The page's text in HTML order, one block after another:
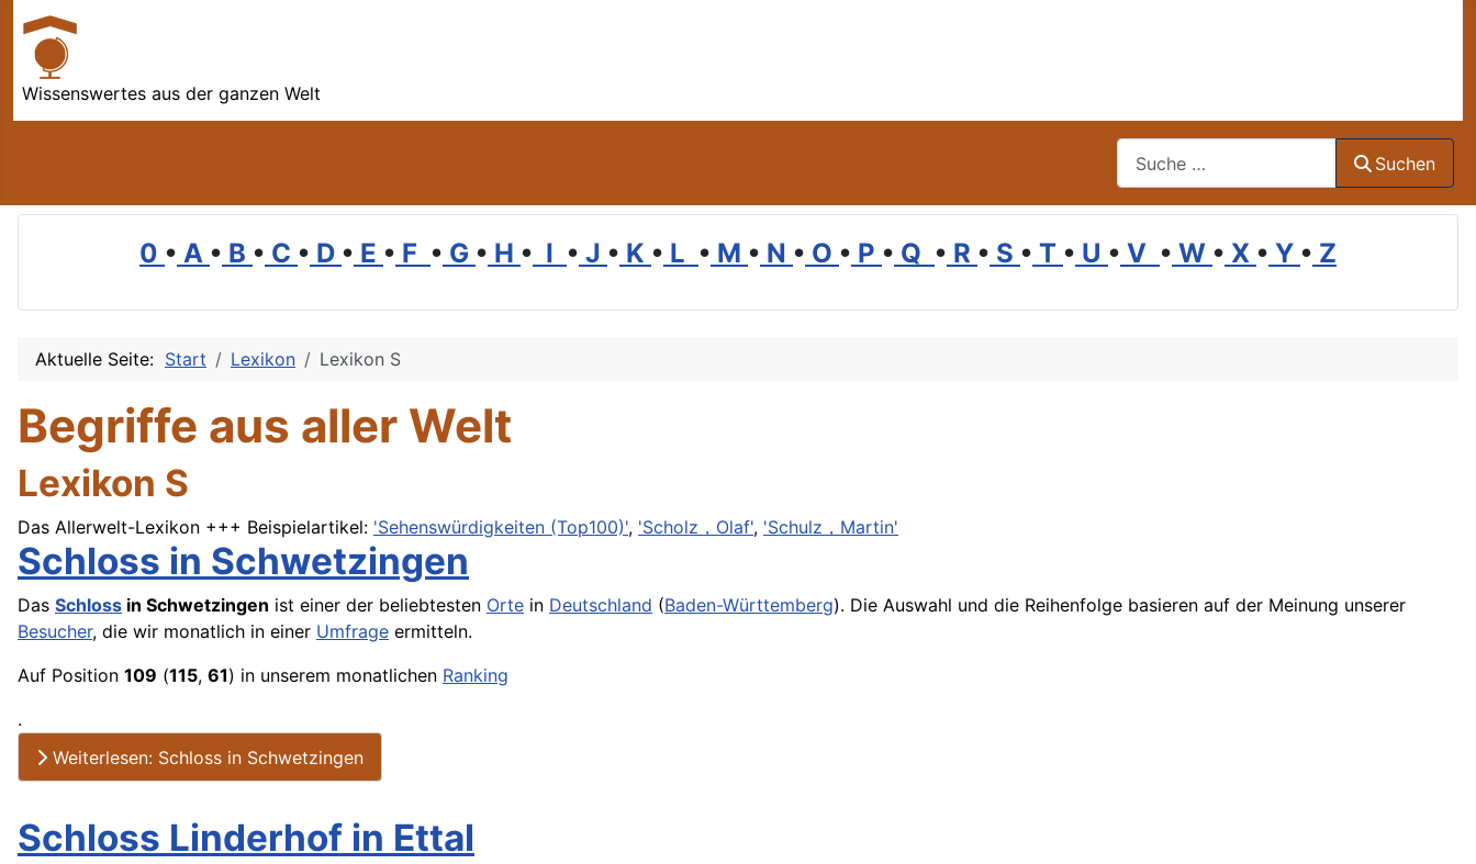
Wissenswertes aus der ganzen Welt
Suchen
0 • A • B • C • D • E • F • G • H • I • J • K • L • M • N • O • P • Q • R • S • T • U • V • W • X • Y • Z
Aktuelle Seite: Start Lexikon Lexikon S
Begriffe aus aller Welt
Lexikon S
Das Allerwelt-Lexikon +++ Beispielartikel: 'Sehenswürdigkeiten (Top100)', 'Scholz，Olaf', 'Schulz，Martin'
Schloss in Schwetzingen
Das Schloss in Schwetzingen ist einer der beliebtesten Orte in Deutschland (Baden-Württemberg). Die Auswahl und die Reihenfolge basieren auf der Meinung unserer
Besucher, die wir monatlich in einer Umfrage ermitteln.
Auf Position 109 (115, 61) in unserem monatlichen Ranking
.
Weiterlesen: Schloss in Schwetzingen
Schloss Linderhof in Ettal